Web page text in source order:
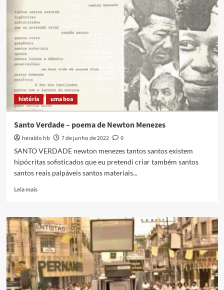
história uma boa
Santo Verdade – poema de Newton Menezes
heraldo hb 7 de junho de 2022
0
SANTO VERDADE newton menezes tantos santos existem
hipócritas sofisticados que eu pretendi criar também santos
santos reais palpáveis santos materiais...
Leia maisRead
Santo
Verdade
–
poema
de
Newton
Menezes